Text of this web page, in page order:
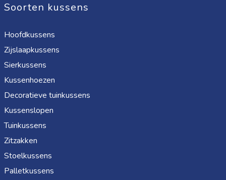
Soorten kussens
Hoofdkussens
Zijslaapkussens
Sierkussens
Kussenhoezen
Decoratieve tuinkussens
Kussenslopen
Tuinkussens
Zitzakken
Stoelkussens
Palletkussens